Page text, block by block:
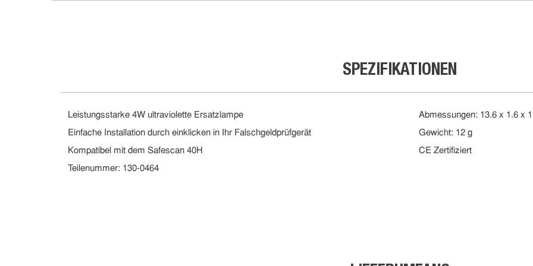
SPEZIFIKATIONEN
Leistungsstarke 4W ultraviolette Ersatzlampe
Einfache Installation durch einklicken in Ihr Falschgeldprüfgerät
Kompatibel mit dem Safescan 40H
Teilenummer: 130-0464
Abmessungen: 13.6 x 1.6 x
Gewicht: 12 g
CE Zertifiziert